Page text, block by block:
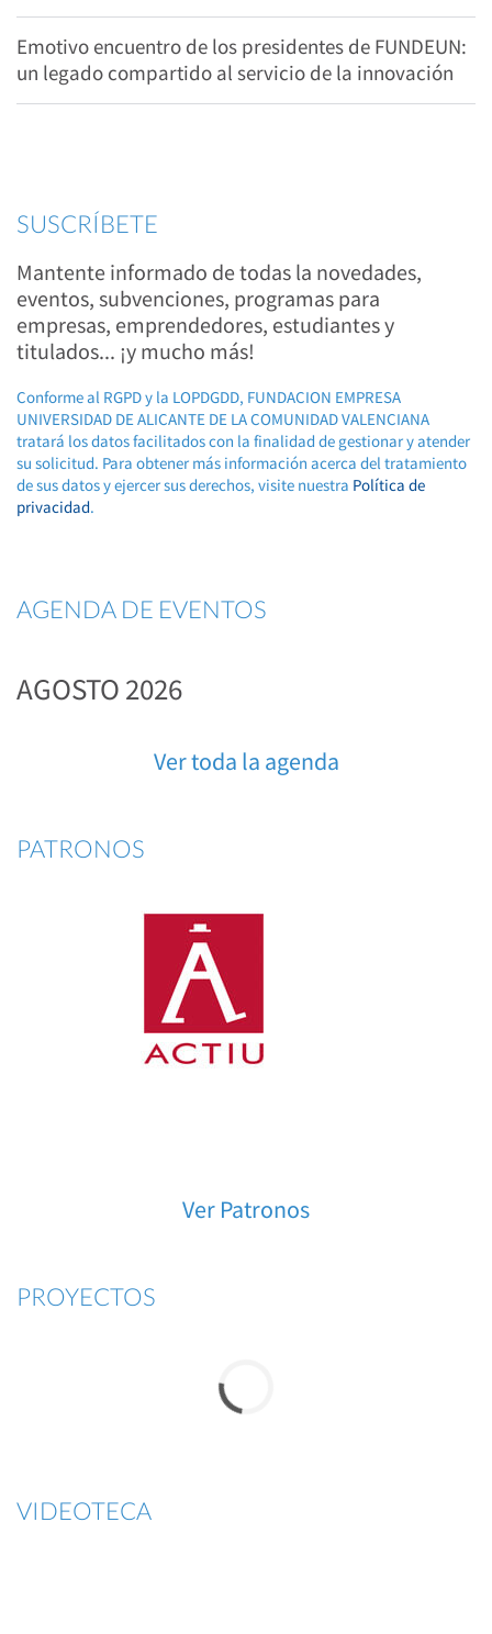
Emotivo encuentro de los presidentes de FUNDEUN:
un legado compartido al servicio de la innovación
SUSCRÍBETE
Mantente informado de todas la novedades,
eventos, subvenciones, programas para
empresas, emprendedores, estudiantes y
titulados... ¡y mucho más!
Conforme al RGPD y la LOPDGDD, FUNDACION EMPRESA
UNIVERSIDAD DE ALICANTE DE LA COMUNIDAD VALENCIANA
tratará los datos facilitados con la finalidad de gestionar y atender
su solicitud. Para obtener más información acerca del tratamiento
de sus datos y ejercer sus derechos, visite nuestra Política de
privacidad.
AGENDA DE EVENTOS
AGOSTO 2026
Ver toda la agenda
PATRONOS
Ver Patronos
PROYECTOS
VIDEOTECA